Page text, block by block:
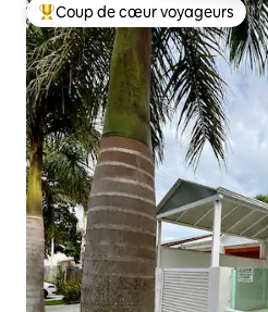
Coups de cœur voyageurs les
Coup de cœur voyageurs